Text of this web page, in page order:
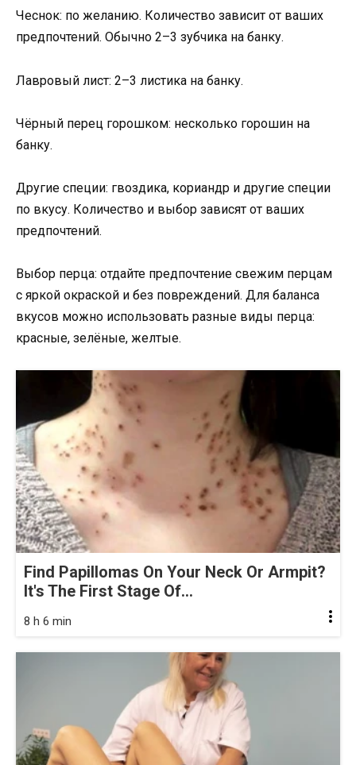
Чеснок: по желанию. Количество зависит от ваших
предпочтений. Обычно 2–3 зубчика на банку.
Лавровый лист: 2–3 листика на банку.
Чёрный перец горошком: несколько горошин на
банку.
Другие специи: гвоздика, кориандр и другие специи
по вкусу. Количество и выбор зависят от ваших
предпочтений.
Выбор перца: отдайте предпочтение свежим перцам
с яркой окраской и без повреждений. Для баланса
вкусов можно использовать разные виды перца:
красные, зелёные, желтые.
Find Papillomas On Your Neck Or Armpit?
It's The First Stage Of...
8 h 6 min